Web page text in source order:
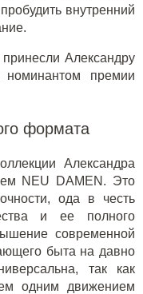
внутренний
Александру
премии
формата
Александра
NEU DAMEN. Это
ода в честь
и ее полного
современной
быта на давно
так как
одним движением